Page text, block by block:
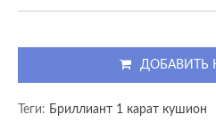
ДОБАВИТЬ
Теги: Бриллиант 1 карат кушион